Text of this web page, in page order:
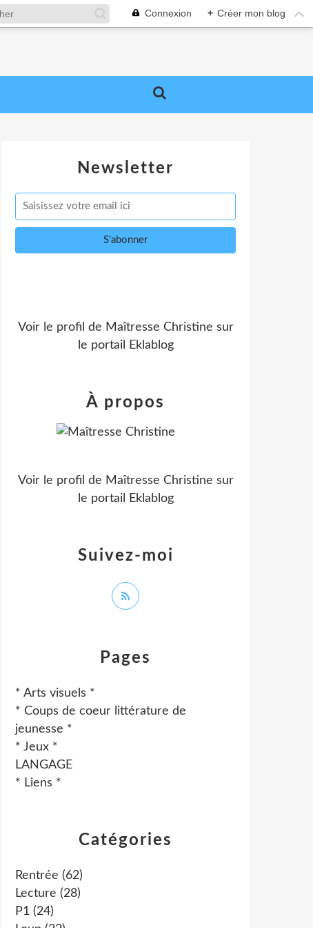
Connexion + Créer mon blog
Newsletter
Catégories
Rentrée (62)
Lecture (28)
P1 (24)
Pages
* Arts visuels *
* Coups de coeur littérature de
jeunesse *
* Jeux *
LANGAGE
* Liens *
Voir le profil de Maîtresse Christine sur
le portail Eklablog
Suivez-moi
À propos
Voir le profil de Maîtresse Christine sur
le portail Eklablog